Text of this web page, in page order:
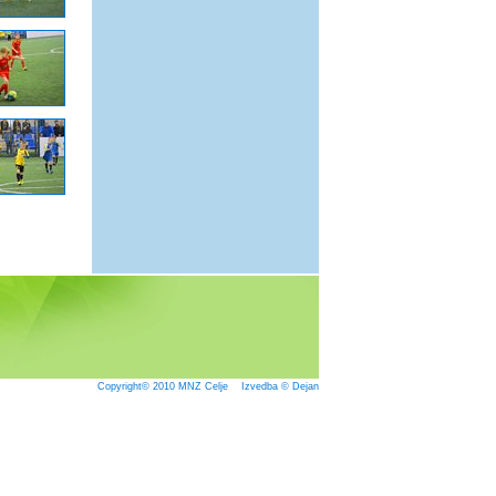
Copyright© 2010 MNZ Celje Izvedba © Dejan